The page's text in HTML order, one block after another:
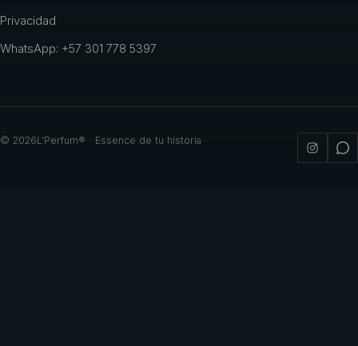
Privacidad
WhatsApp: +57 301 778 5397
© 2026L'Perfum® · Essence de tu historia